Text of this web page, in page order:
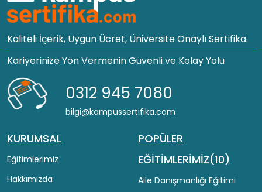
Kaliteli İçerik, Uygun Ücret, Üniversite Onaylı Sertifika.
Kariyerinize Yön Vermenin Güvenli ve Kolay Yolu
0312 945 7080
bilgi@kampussertifika.com
KURUMSAL
Eğitimlerimiz
Hakkımızda
POPÜLER
EĞİTİMLERİMİZ(10)
Aile Danışmanlığı Eğitimi